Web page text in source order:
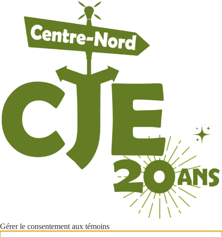
Gérer le consentement aux témoins